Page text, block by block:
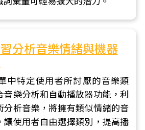
分析音樂情緒與機器
中特定使用者所討厭的音樂類
音樂分析和自動播放器功能，利
分析音樂，將擁有類似情緒的音
讓使用者自由選擇類別，提高播